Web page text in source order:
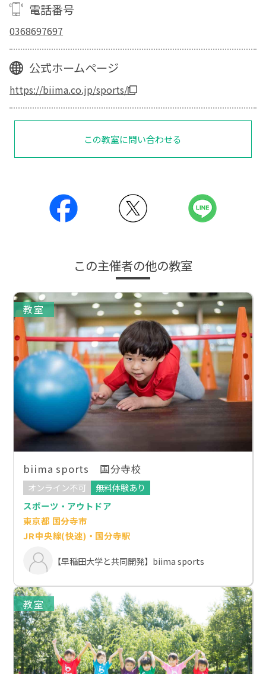
電話番号
0368697697
公式ホームページ
https://biima.co.jp/sports/
この教室に問い合わせる
この主催者の他の教室
教室
biima sports 国分寺校
オンライン不可
無料体験あり
スポーツ・アウトドア
東京都 国分寺市
JR中央線(快速)・国分寺駅
【早稲田大学と共同開発】biima sports
教室